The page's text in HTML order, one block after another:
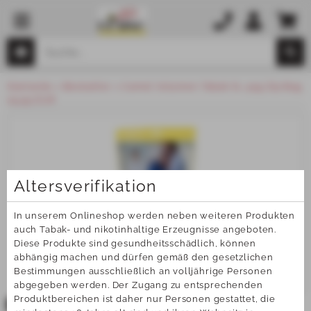
TOP
Altersverifikation
In unserem Onlineshop werden neben weiteren Produkten
auch Tabak- und nikotinhaltige Erzeugnisse angeboten.
Diese Produkte sind gesundheitsschädlich, können
abhängig machen und dürfen gemäß den gesetzlichen
Bestimmungen ausschließlich an volljährige Personen
abgegeben werden. Der Zugang zu entsprechenden
Produktbereichen ist daher nur Personen gestattet, die